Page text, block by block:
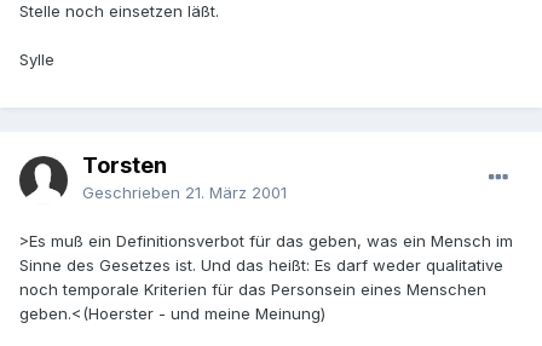
Stelle noch einsetzen läßt.
Sylle
Torsten
Geschrieben 21. März 2001
>Es muß ein Definitionsverbot für das geben, was ein Mensch im
Sinne des Gesetzes ist. Und das heißt: Es darf weder qualitative
noch temporale Kriterien für das Personsein eines Menschen
geben.<(Hoerster - und meine Meinung)